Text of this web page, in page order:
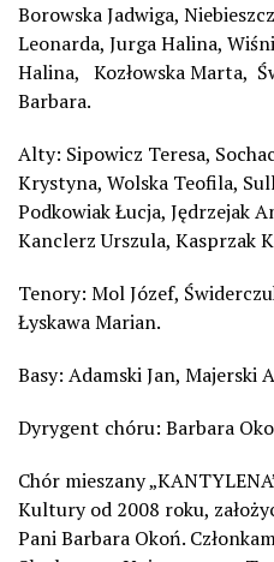
Borowska Jadwiga,
Leonarda, Jurga Halina,
Halina, Kozłowska Marta,
Barbara.
Alty: Sipowicz Teresa,
Krystyna, Wolska Teofila,
Podkowiak Łucja, Jędrzejak
Kanclerz Urszula, Kasprzak
Tenory: Mol Józef,
Łyskawa Marian.
Basy: Adamski Jan, Majerski
Dyrygent chóru: Barbara
Chór mieszany
Kultury od 2008 roku,
Pani Barbara Okoń.